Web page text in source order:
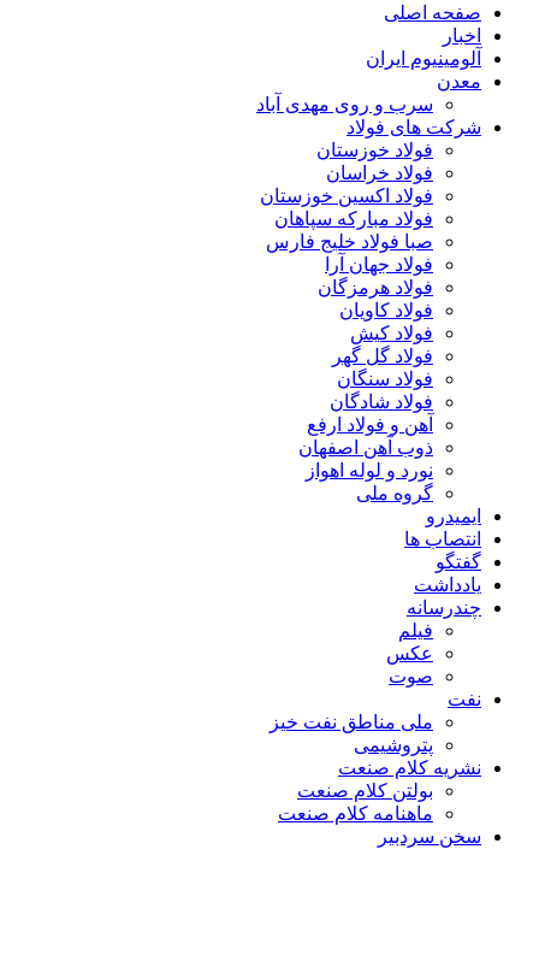
صفحه اصلی
اخبار
آلومینیوم ایران
معدن
سرب و روی مهدی آباد
شرکت های فولاد
فولاد خوزستان
فولاد خراسان
فولاد اکسین خوزستان
فولاد مبارکه سپاهان
صبا فولاد خلیج فارس
فولاد جهان آرا
فولاد هرمزگان
فولاد کاویان
فولاد کیش
فولاد گل گهر
فولاد سنگان
فولاد شادگان
آهن و فولاد ارفع
ذوب آهن اصفهان
نورد و لوله اهواز
گروه ملی
ایمیدرو
انتصاب ها
گفتگو
یادداشت
چندرسانه
فیلم
عکس
صوت
نفت
ملی مناطق نفت خیز
پتروشیمی
نشریه کلام صنعت
بولتن کلام صنعت
ماهنامه کلام صنعت
سخن سردبیر